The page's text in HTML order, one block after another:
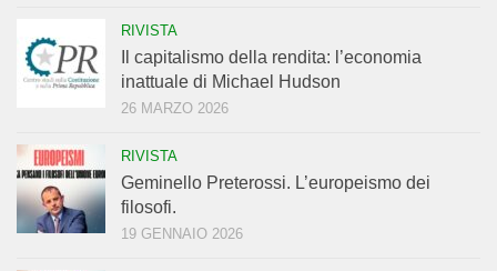
RIVISTA
Il capitalismo della rendita: l’economia
inattuale di Michael Hudson
26 MARZO 2026
RIVISTA
Geminello Preterossi. L’europeismo dei
filosofi.
19 GENNAIO 2026